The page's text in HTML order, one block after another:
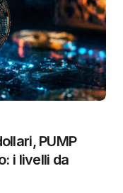
PUMP
i livelli da